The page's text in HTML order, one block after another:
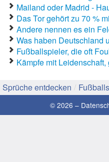
Konfirmationssprüche
Lateinische Sprüche
Liebeskummer
Lustige Sprüche
Mama-Sprüche
Mailand oder Madrid -
Das Tor gehört zu 70 %
Andere nennen es ein
Was haben Deutschland
Fußballspieler, die oft
Kämpfe mit
Sprüche entdecken /
© 2026 –